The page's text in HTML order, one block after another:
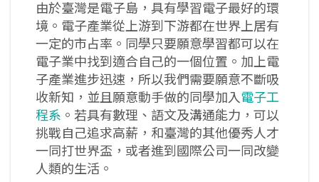
由於臺灣是電子島，具有學習電子最好的環
境。電子產業從上游到下游都在世界上居有
一定的市占率。同學只要願意學習都可以在
電子業中找到適合自己的一個位置。加上電
子產業進步迅速，所以我們需要願意不斷吸
收新知，並且願意動手做的同學加入電子工
程系 。若具有數理、語文及溝通能力，可以
挑戰自己追求高薪，和臺灣的其他優秀人才
一同打世界盃，或者進到國際公司一同改變
人類的生活。